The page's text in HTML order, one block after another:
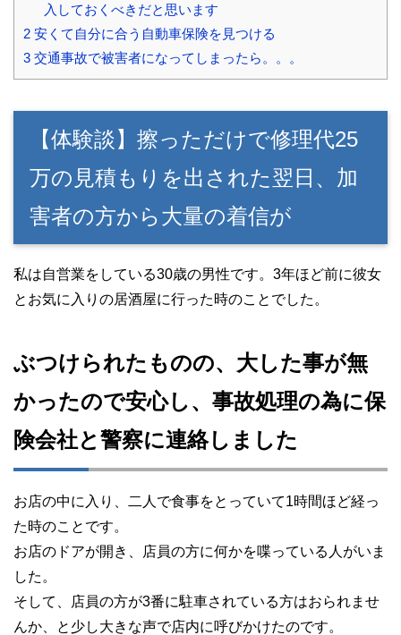
入しておくべきだと思います
2 安くて自分に合う自動車保険を見つける
3 交通事故で被害者になってしまったら。。。
【体験談】擦っただけで修理代25
万の見積もりを出された翌日、加
害者の方から大量の着信が
私は自営業をしている30歳の男性です。3年ほど前に彼女
とお気に入りの居酒屋に行った時のことでした。
ぶつけられたものの、大した事が無
かったので安心し、事故処理の為に保
険会社と警察に連絡しました
お店の中に入り、二人で食事をとっていて1時間ほど経っ
た時のことです。
お店のドアが開き、店員の方に何かを喋っている人がいま
した。
そして、店員の方が3番に駐車されている方はおられませ
んか、と少し大きな声で店内に呼びかけたのです。